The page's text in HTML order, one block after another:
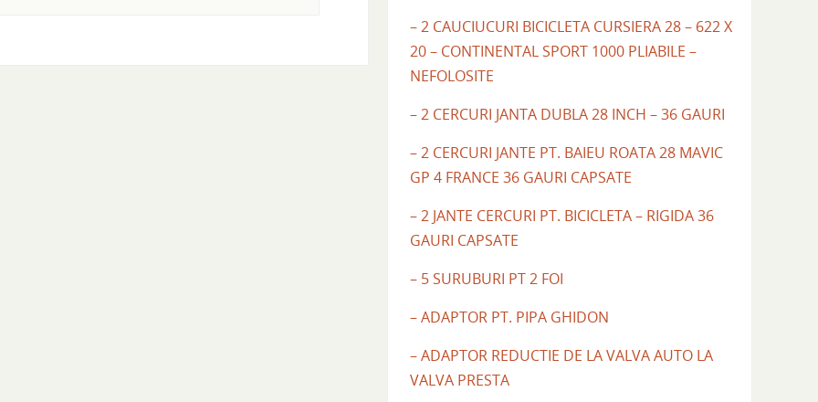
– 2 CAUCIUCURI BICICLETA CURSIERA 28 – 622 X
20 – CONTINENTAL SPORT 1000 PLIABILE –
NEFOLOSITE
– 2 CERCURI JANTA DUBLA 28 INCH – 36 GAURI
– 2 CERCURI JANTE PT. BAIEU ROATA 28 MAVIC
GP 4 FRANCE 36 GAURI CAPSATE
– 2 JANTE CERCURI PT. BICICLETA – RIGIDA 36
GAURI CAPSATE
– 5 SURUBURI PT 2 FOI
– ADAPTOR PT. PIPA GHIDON
– ADAPTOR REDUCTIE DE LA VALVA AUTO LA
VALVA PRESTA